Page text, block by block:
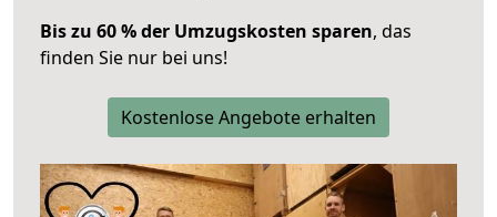
Bis zu 60 % der Umzugskosten sparen, das
finden Sie nur bei uns!
Kostenlose Angebote erhalten